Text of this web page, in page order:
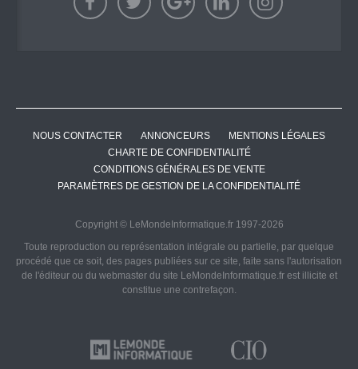
NOUS CONTACTER ANNONCEURS
MENTIONS LÉGALES
CHARTE DE CONFIDENTIALITÉ
CONDITIONS GÉNÉRALES DE VENTE
PARAMÈTRES DE GESTION DE LA CONFIDENTIALITÉ
Copyright © LeMondeInformatique.fr 1997-2026
Toute reproduction ou représentation intégrale ou partielle, par quelque
procédé que ce soit, des pages publiées sur ce site, faite sans l'autorisation
de l'éditeur ou du webmaster du site LeMondeInformatique.fr est illicite et
constitue une contrefaçon.